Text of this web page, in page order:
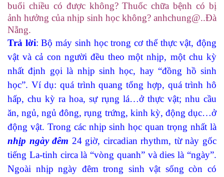
buổi chiều có được không? Thuốc chữa bệnh có bị
ảnh hưởng của nhịp sinh học không? anhchung@..Đà
Nẵng.
Trả lời: Bộ máy sinh học trong cơ thể thực vật, động
vật và cả con người đều theo một nhịp, một chu kỳ
nhất định gọi là nhịp sinh học, hay “đồng hồ sinh
học”. Ví dụ: quá trình quang tổng hợp, quá trình hô
hấp, chu kỳ ra hoa, sự rụng lá…ở thực vật; nhu cầu
ăn, ngủ, ngủ đông, rụng trứng, kinh kỳ, động dục…ở
động vật. Trong các nhịp sinh học quan trọng nhất là
nhịp ngày đêm 24 giờ, circadian rhythm, từ này gốc
tiếng La-tinh circa là “vòng quanh” và dies là “ngày”.
Ngoài nhịp ngày đêm trong sinh vật sống còn có